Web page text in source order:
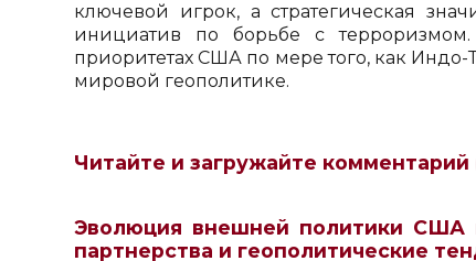
ключевой игрок, а стратегическая
инициатив по борьбе с
приоритетах США по мере того, как Индо-
мировой геополитике.
Читайте и загружайте
Эволюция внешней политики США
партнерства и геополитические